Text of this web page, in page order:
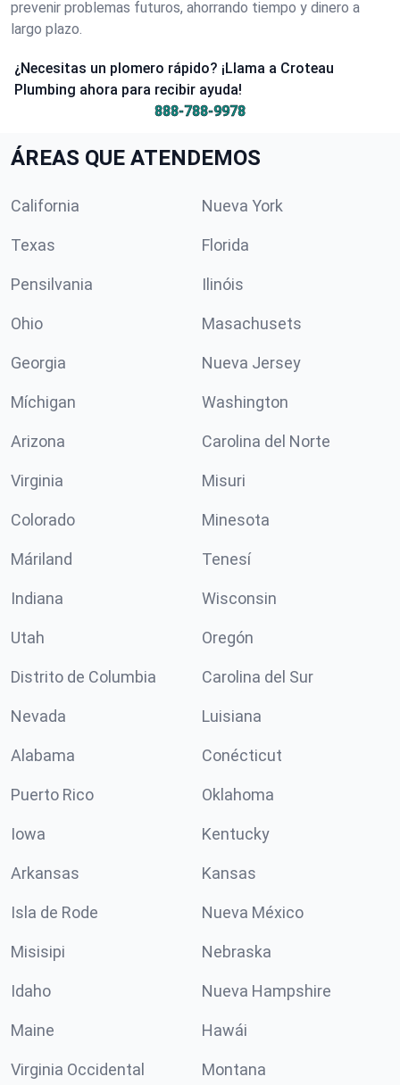
prevenir problemas futuros, ahorrando tiempo y dinero a
largo plazo.
¿Necesitas un plomero rápido? ¡Llama a Croteau
Plumbing ahora para recibir ayuda!
888-788-9978
ÁREAS QUE ATENDEMOS
California Nueva York
Texas Florida
Pensilvania Ilinóis
Ohio Masachusets
Georgia Nueva Jersey
Míchigan Washington
Arizona Carolina del Norte
Virginia Misuri
Colorado Minesota
Máriland Tenesí
Indiana Wisconsin
Utah Oregón
Distrito de Columbia Carolina del Sur
Nevada Luisiana
Alabama Conécticut
Puerto Rico Oklahoma
Iowa Kentucky
Arkansas Kansas
Isla de Rode Nueva México
Misisipi Nebraska
Idaho Nueva Hampshire
Maine Hawái
Virginia Occidental Montana